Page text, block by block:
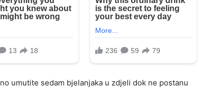
umutite sedam bjelanjaka u zdjeli dok ne postanu